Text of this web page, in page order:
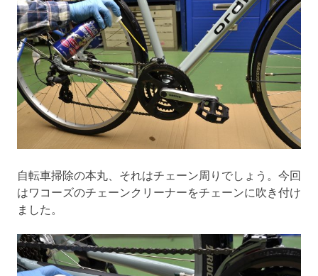
自転車掃除の本丸、それはチェーン周りでしょう。今回
はワコーズのチェーンクリーナーをチェーンに吹き付け
ました。